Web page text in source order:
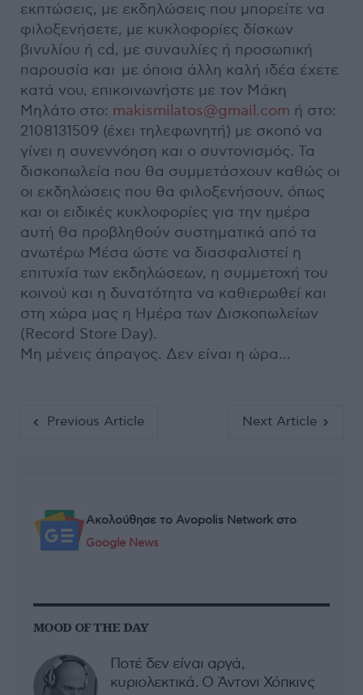
εκπτώσεις, με εκδηλώσεις που μπορείτε να
φιλοξενήσετε, με κυκλοφορίες δίσκων
βινυλίου ή cd, με συναυλίες ή προσωπική
παρουσία και με όποια άλλη καλή ιδέα έχετε
κατά νου, επικοινωνήστε με τον Μάκη
Μηλάτο στο: makismilatos@gmail.com ή στο:
2108131509 (έχει τηλεφωνητή) με σκοπό να
γίνει η συνεννόηση και ο συντονισμός. Τα
δισκοπωλεία που θα συμμετάσχουν καθώς οι
οι εκδηλώσεις που θα φιλοξενήσουν, όπως
και οι ειδικές κυκλοφορίες για την ημέρα
αυτή θα προβληθούν συστηματικά από τα
ανωτέρω Μέσα ώστε να διασφαλιστεί η
επιτυχία των εκδηλώσεων, η συμμετοχή του
κοινού και η δυνατότητα να καθιερωθεί και
στη χώρα μας η Ημέρα των Δισκοπωλείων
(Record Store Day).
Μη μένεις άπραγος. Δεν είναι η ώρα...
Previous Article Next Article
Ακολούθησε το Avopolis Network στο
Google News
MOOD OF THE DAY
Ποτέ δεν είναι αργά,
κυριολεκτικά. Ο Άντονι Χόπκινς